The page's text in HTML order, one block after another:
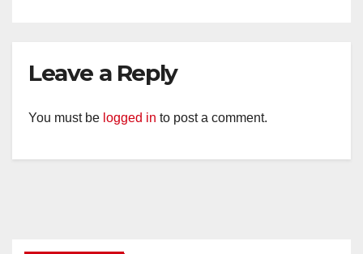
Leave a Reply
You must be logged in to post a comment.